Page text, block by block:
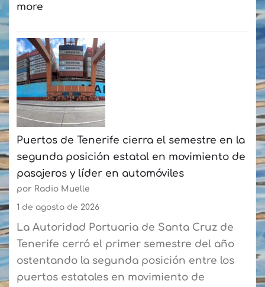
more
Seatrade
Cruise
Med
reunirá
en
Las
Palmas
a
más
de
90
expertos
del
sector
Puertos de Tenerife cierra el semestre en la
segunda posición estatal en movimiento de
pasajeros y líder en automóviles
por Radio Muelle
1 de agosto de 2026
La Autoridad Portuaria de Santa Cruz de
Tenerife cerró el primer semestre del año
ostentando la segunda posición entre los
puertos estatales en movimiento de